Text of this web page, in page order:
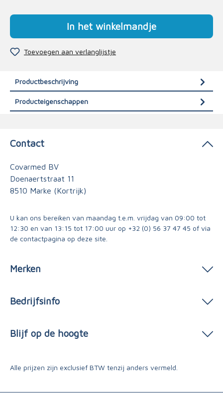
In het winkelmandje
Toevoegen aan verlanglijstje
Productbeschrijving
Producteigenschappen
Contact
Covarmed BV
Doenaertstraat 11
8510 Marke (Kortrijk)
U kan ons bereiken van maandag t.e.m. vrijdag van 09:00 tot
12:30 en van 13:15 tot 17:00 uur op +32 (0) 56 37 47 45 of via
de contactpagina op deze site.
Merken
Bedrijfsinfo
Blijf op de hoogte
Alle prijzen zijn exclusief BTW tenzij anders vermeld.